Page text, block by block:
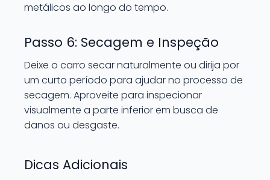
metálicos ao longo do tempo.
Passo 6: Secagem e Inspeção
Deixe o carro secar naturalmente ou dirija por
um curto período para ajudar no processo de
secagem. Aproveite para inspecionar
visualmente a parte inferior em busca de
danos ou desgaste.
Dicas Adicionais